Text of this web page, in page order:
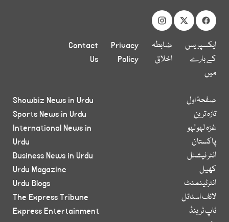
ایکسپریس
کے بارے
میں
ضابطہ
اخلاق
Privacy
Policy
Contact
Us
صفحۂ اول
تازہ ترین
غزہ لہو لہو
پاکستان
انٹر نیشنل
کھیل
انٹرٹینمنٹ
لائف اسٹائل
ٹاپ ٹرینڈ
Showbiz News in Urdu
Sports News in Urdu
International News in
Urdu
Business News in Urdu
Urdu Magazine
Urdu Blogs
The Express Tribune
Express Entertainment